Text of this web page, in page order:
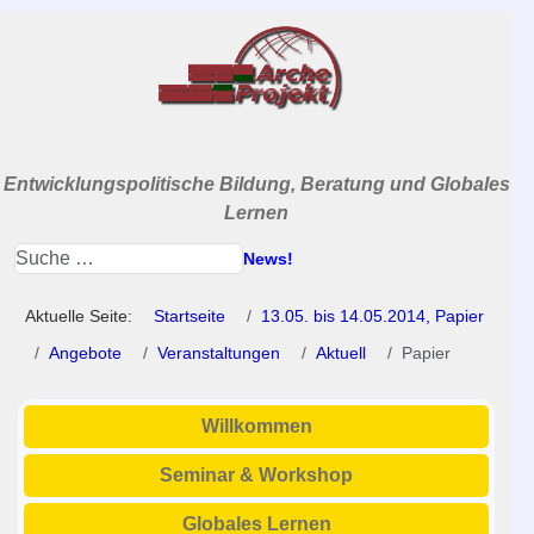
Entwicklungspolitische Bildung, Beratung und Globales
Lernen
News!
Aktuelle Seite: Startseite
13.05. bis 14.05.2014, Papier
Angebote
Veranstaltungen Aktuell Papier
Willkommen
Seminar & Workshop
Globales Lernen